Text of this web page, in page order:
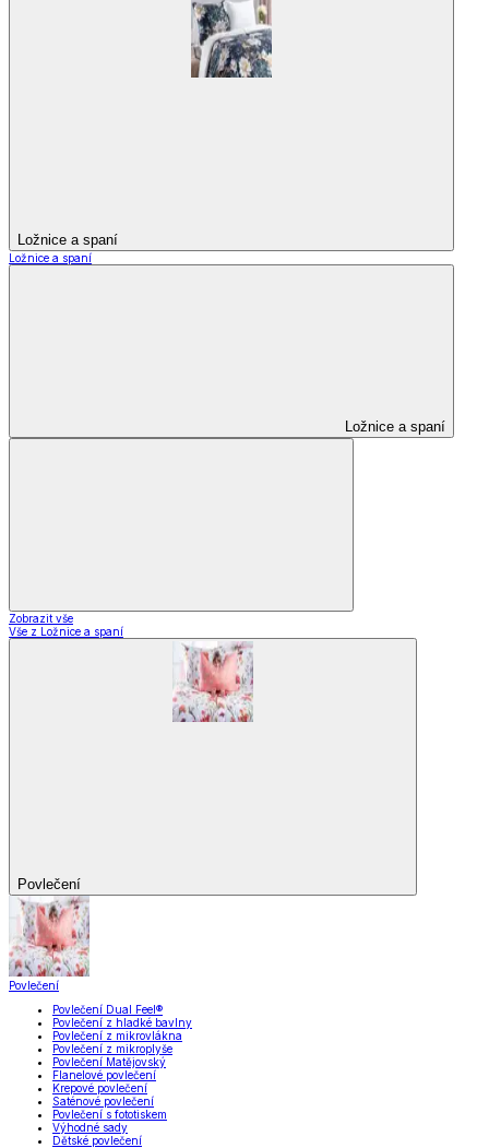
Ložnice a spaní
Ložnice a spaní
Ložnice a spaní
Zobrazit vše
Vše z Ložnice a spaní
Povlečení
Povlečení
Povlečení Dual Feel®
Povlečení z hladké bavlny
Povlečení z mikrovlákna
Povlečení z mikroplyše
Povlečení Matějovský
Flanelové povlečení
Krepové povlečení
Saténové povlečení
Povlečení s fototiskem
Výhodné sady
Dětské povlečení